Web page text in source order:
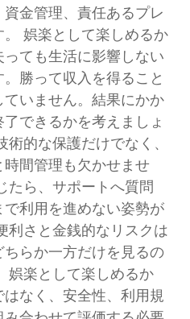
金管理、責任あるプレ
娯楽として楽しめるか
ても生活に影響しない
勝って収入を得ること
いません。結果にかか
できるかを考えましょ
的な保護だけでなく、
間管理も欠かせませ
たら、サポートへ質問
利用を進めない姿勢が
利さと金銭的なリスクは
らか一方だけを見るの
娯楽として楽しめるか
なく、安全性、利用規